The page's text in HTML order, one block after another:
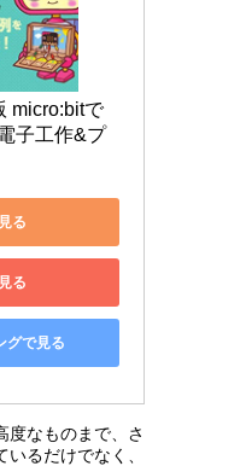
micro:bitで
子工作&プ
る
る
グで見る
度なものまで、さ
るだけでなく、